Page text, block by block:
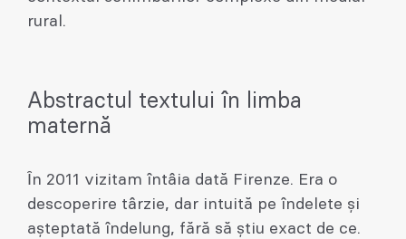
rural.
Abstractul textului în limba
maternă
Ȋn 2011 vizitam întâia dată Firenze. Era o
descoperire târzie, dar intuită pe îndelete şi
aşteptată îndelung, fără să ştiu exact de ce.